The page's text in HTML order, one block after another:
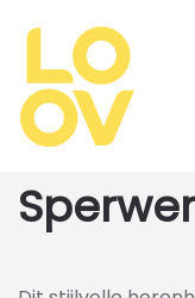
Overslaan
en
naar
de
gaan
Sperwer